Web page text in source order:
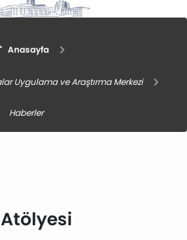
Anasayfa
Uygulama ve Araştırma Merkezi
Haberler